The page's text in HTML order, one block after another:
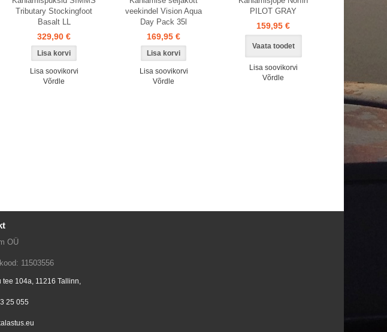
Tributary Stockingfoot
Basalt LL
329,90 €
Lisa soovikorvi
Võrdle
veekindel Vision Aqua
Day Pack 35l
169,95 €
Lisa soovikorvi
Võrdle
PILOT GRAY
159,95 €
Vaata toodet
Lisa soovikorvi
Võrdle
OÜ
11503556
tee 104a, 11216 Tallinn,
25 055